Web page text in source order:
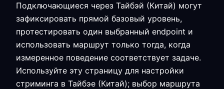
Подключающиеся через Тайбэй (Китай) могут
зафиксировать прямой базовый уровень,
протестировать один выбранный endpoint и
использовать маршрут только тогда, когда
измеренное поведение соответствует задаче.
Используйте эту страницу для настройки
стриминга в Тайбэе (Китай); выбор маршрута